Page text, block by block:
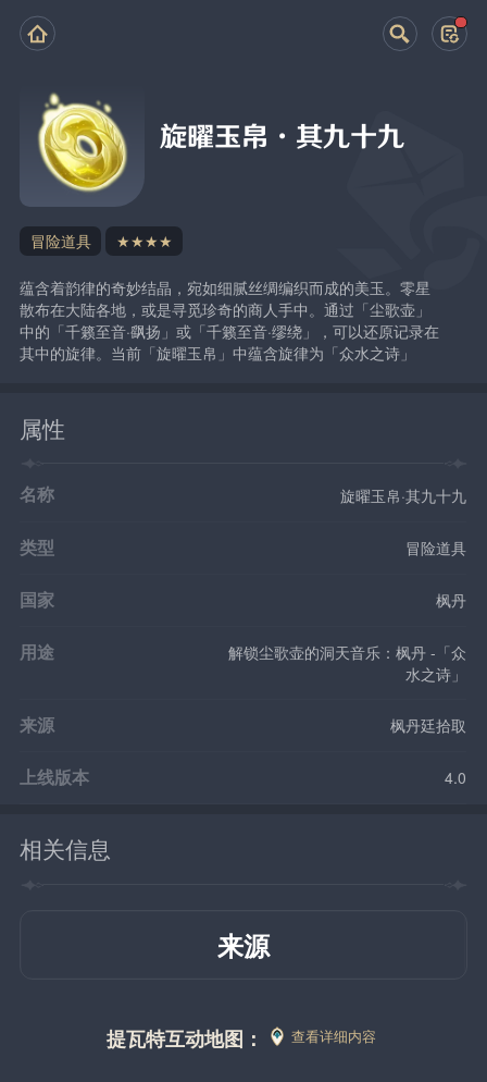
旋曜玉帛·其九十九
冒险道具 ★★★★
蕴含着韵律的奇妙结晶，宛如细腻丝绸编织而成的美玉。零星
散布在大陆各地，或是寻觅珍奇的商人手中。通过「尘歌壶」
中的「千籁至音·飖扬」或「千籁至音·缪绕」，可以还原记录在
其中的旋律。当前「旋曜玉帛」中蕴含旋律为「众水之诗」
属性
名称 旋曜玉帛·其九十九
类型 冒险道具
国家 枫丹
用途
解锁尘歌壶的洞天音乐：枫丹 -「众
水之诗」
来源 枫丹廷拾取
上线版本 4.0
相关信息
来源
提瓦特互动地图： 查看详细内容